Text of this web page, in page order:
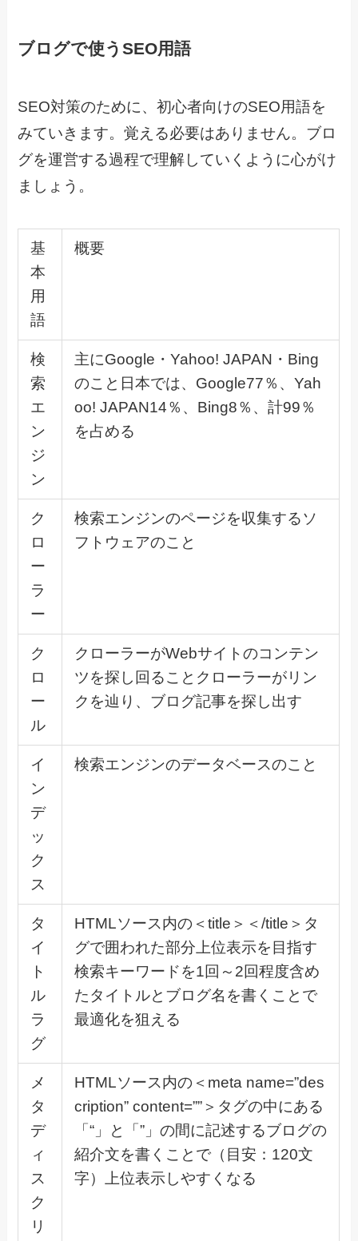
ブログで使うSEO用語
SEO対策のために、初心者向けのSEO用語を
みていきます。覚える必要はありません。ブロ
グを運営する過程で理解していくように心がけ
ましょう。
基
本
用
語
概要
検
索
エ
ン
ジ
ン
主にGoogle・Yahoo! JAPAN・Bing
のこと日本では、Google77％、Yah
oo! JAPAN14％、Bing8％、計99％
を占める
ク
ロ
ー
ラ
ー
検索エンジンのページを収集するソ
フトウェアのこと
ク
ロ
ー
ル
クローラーがWebサイトのコンテン
ツを探し回ることクローラーがリン
クを辿り、ブログ記事を探し出す
イ
ン
デ
ッ
ク
ス
検索エンジンのデータベースのこと
タ
イ
ト
ル
ラ
グ
HTMLソース内の＜title＞＜/title＞タ
グで囲われた部分上位表示を目指す
検索キーワードを1回～2回程度含め
たタイトルとブログ名を書くことで
最適化を狙える
メ
タ
デ
ィ
ス
ク
リ
HTMLソース内の＜meta name=”des
cription” content=””＞タグの中にある
「“」と「”」の間に記述するブログの
紹介文を書くことで（目安：120文
字）上位表示しやすくなる